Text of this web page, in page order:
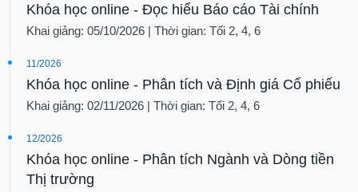
Khóa học online - Đọc hiểu Báo cáo Tài chính
Khai giảng: 05/10/2026 | Thời gian: Tối 2, 4, 6
11/2026
Khóa học online - Phân tích và Định giá Cổ phiếu
Khai giảng: 02/11/2026 | Thời gian: Tối 2, 4, 6
12/2026
Khóa học online - Phân tích Ngành và Dòng tiền
Thị trường